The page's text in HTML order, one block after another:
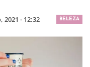
BELEZA
2021 - 12:32